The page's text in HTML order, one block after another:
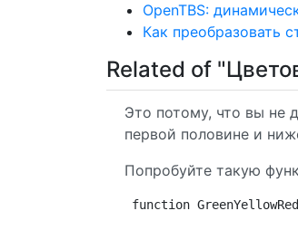
OpenTBS:
Как преобразовать
Related of
Это потому, что вы не
первой половине и
Попробуйте такую
function